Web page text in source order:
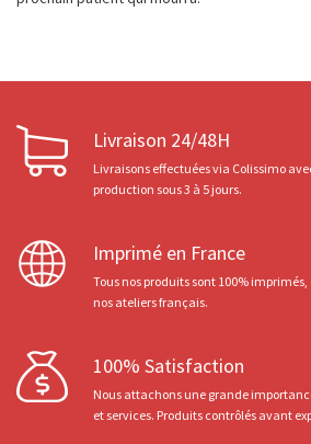
Livraison 24/48H
Livraisons effectuées via Colissimo
production sous 3 à 5 jours.
Imprimé en France
Tous nos produits sont 100%
nos ateliers français.
100% Satisfaction
Nous attachons une grande
et services. Produits contrôlés avant